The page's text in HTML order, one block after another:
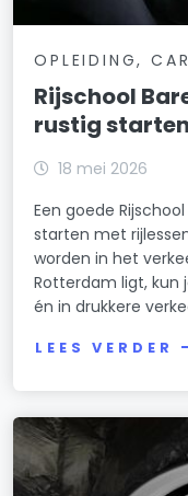
OPLEIDING,
Rijschool
rustig
18 mei 2026
Een goede
starten met
worden in het
Rotterdam ligt, kun
én in drukkere
LEES VERDER